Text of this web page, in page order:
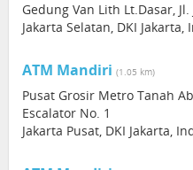
Gedung Van Lith Lt.Dasar,
Jakarta Selatan, DKI Jakarta,
ATM Mandiri (1.05 km)
Pusat Grosir Metro Tanah
Escalator No. 1
Jakarta Pusat, DKI Jakarta,